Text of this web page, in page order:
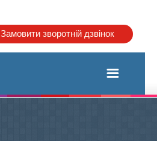
Замовити зворотній дзвінок